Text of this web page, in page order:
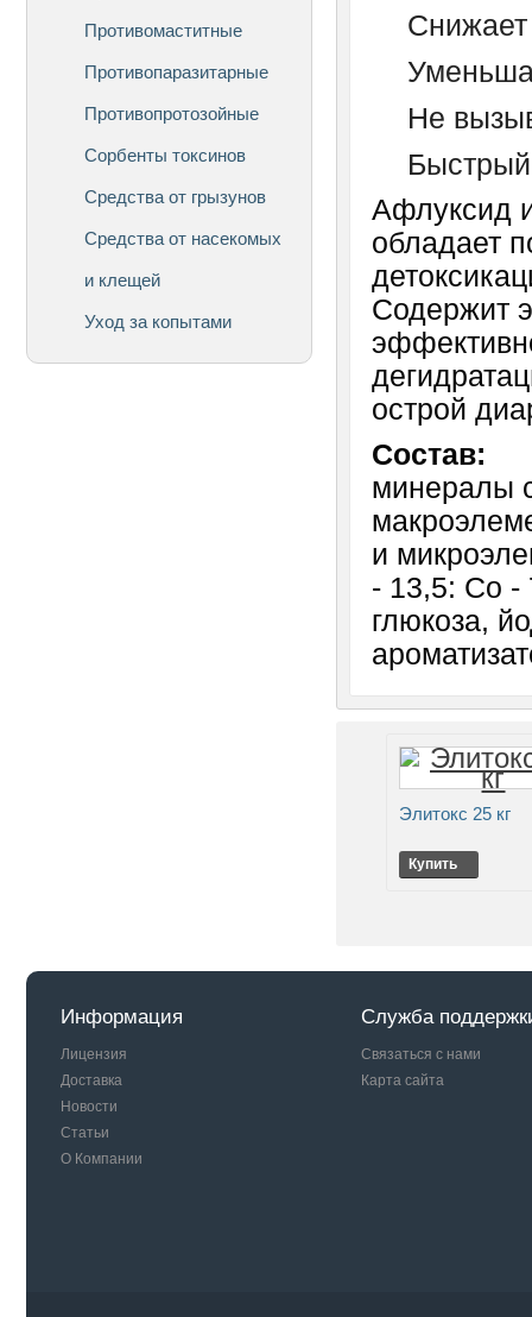
Противомаститные
Противопаразитарные
Противопротозойные
Сорбенты токсинов
Средства от грызунов
Средства от насекомых
и клещей
Уход за копытами
Снижает
Не
Афлуксид
обладает
Содержит
острой
Состав:
минералы
и
- 13,5: Co -
глюкоза,
Элитокс 25 кг
Купить
Информация
Лицензия
Доставка
Новости
Статьи
О Компании
Служба
Связаться с нами
Карта сайта